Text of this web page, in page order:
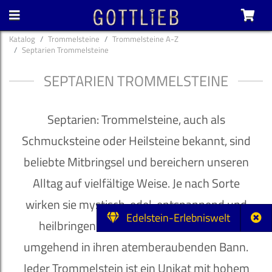
Edelstein-Erlebniswelt
Katalog Trommelsteine
Trommelsteine A-Z
Septarien Trommelsteine
SEPTARIEN TROMMELSTEINE
Septarien: Trommelsteine, auch als
Schmucksteine oder Heilsteine bekannt, sind
beliebte Mitbringsel und bereichern unseren
Alltag auf vielfältige Weise. Je nach Sorte
wirken sie mystisch, edel, entspannend und
heilbringend und ziehen ihren Besitzer
umgehend in ihren atemberaubenden Bann.
Jeder Trommelstein ist ein Unikat mit hohem